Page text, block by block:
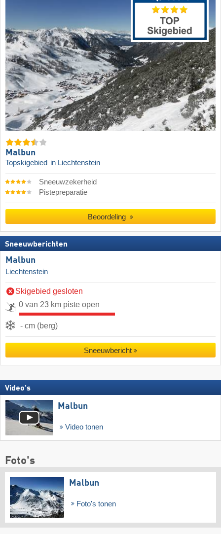
Malbun
Topskigebied in Liechtenstein
Sneeuwzekerheid
Pistepreparatie
Beoordeling
Sneeuwberichten
Malbun
Liechtenstein
Skigebied gesloten
0 van 23 km piste open
- cm (berg)
Sneeuwbericht
Video's
Malbun
Video tonen
Foto's
Malbun
Foto's tonen